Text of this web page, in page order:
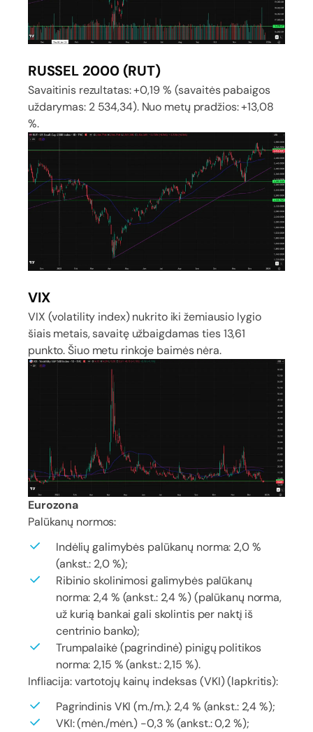
RUSSEL 2000 (RUT)
Savaitinis rezultatas: +0,19 % (savaitės pabaigos
uždarymas: 2 534,34). Nuo metų pradžios: +13,08
%.
VIX
VIX (volatility index) nukrito iki žemiausio lygio
šiais metais, savaitę užbaigdamas ties 13,61
punkto. Šiuo metu rinkoje baimės nėra.
Eurozona
Palūkanų normos:
Indėlių galimybės palūkanų norma: 2,0 %
(ankst.: 2,0 %);
Ribinio skolinimosi galimybės palūkanų
norma: 2,4 % (ankst.: 2,4 %) (palūkanų norma,
už kurią bankai gali skolintis per naktį iš
centrinio banko);
Trumpalaikė (pagrindinė) pinigų politikos
norma: 2,15 % (ankst.: 2,15 %).
Infliacija: vartotojų kainų indeksas (VKI) (lapkritis):
Pagrindinis VKI (m./m.): 2,4 % (ankst.: 2,4 %);
VKI: (mėn./mėn.) -0,3 % (ankst.: 0,2 %);